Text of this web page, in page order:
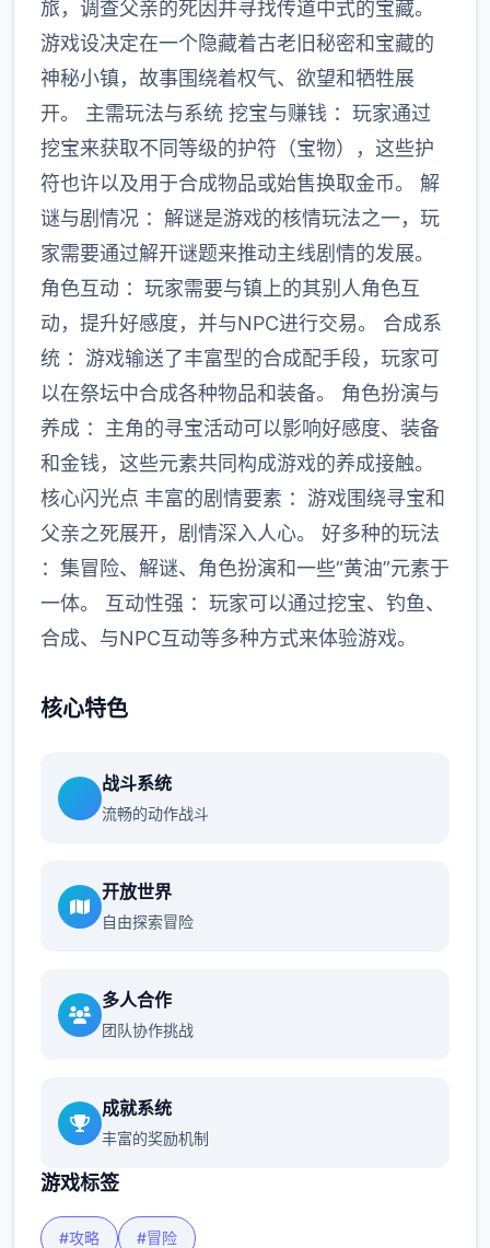
旅，调查父亲的死因并寻找传道中式的宝藏。
游戏设决定在一个隐藏着古老旧秘密和宝藏的
神秘小镇，故事围绕着权气、欲望和牺牲展
开。 主需玩法与系统 挖宝与赚钱 ：玩家通过
挖宝来获取不同等级的护符（宝物），这些护
符也许以及用于合成物品或始售换取金币。 解
谜与剧情况 ：解谜是游戏的核情玩法之一，玩
家需要通过解开谜题来推动主线剧情的发展。
角色互动 ：玩家需要与镇上的其别人角色互
动，提升好感度，并与NPC进行交易。 合成系
统 ：游戏输送了丰富型的合成配手段，玩家可
以在祭坛中合成各种物品和装备。 角色扮演与
养成 ：主角的寻宝活动可以影响好感度、装备
和金钱，这些元素共同构成游戏的养成接触。
核心闪光点 丰富的剧情要素 ：游戏围绕寻宝和
父亲之死展开，剧情深入人心。 好多种的玩法
：集冒险、解谜、角色扮演和一些“黄油”元素于
一体。 互动性强 ：玩家可以通过挖宝、钓鱼、
合成、与NPC互动等多种方式来体验游戏。
核心特色
战斗系统
流畅的动作战斗
开放世界
自由探索冒险
多人合作
团队协作挑战
成就系统
丰富的奖励机制
游戏标签
#攻略 #冒险